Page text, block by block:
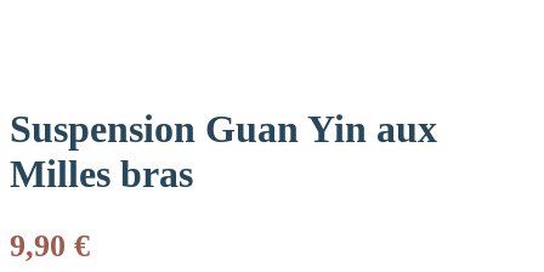
Suspension Guan Yin aux
Milles bras
9,90 €